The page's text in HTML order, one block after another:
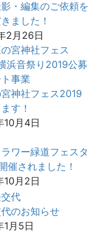
・編集のご依頼を
ました！
2月26日
神社フェス2019
す！
10月4日
ワー緑道フェスタ
催されました！
10月2日
のお知らせ
1月5日